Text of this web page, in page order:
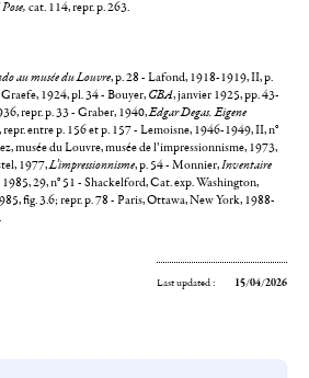
cat. 114, repr. p. 263.
au musée du Louvre, p. 28 - Lafond, 1918-1919, II, p.
1924, pl. 34 - Bouyer, GBA, janvier 1925, pp. 43-
repr. p. 33 - Graber, 1940,Edgar Degas. Eigene
, repr. entre p. 156 et p. 157 - Lemoisne, 1946-1949, II, n°
musée du Louvre, musée de l’impressionnisme, 1973,
1977,L’impressionnisme, p. 54 - Monnier,Inventaire
1985, 29, n° 51 - Shackelford, Cat. exp. Washington,
fig. 3.6; repr. p. 78 - Paris, Ottawa, New York, 1988-
Last updated : 15/04/2026